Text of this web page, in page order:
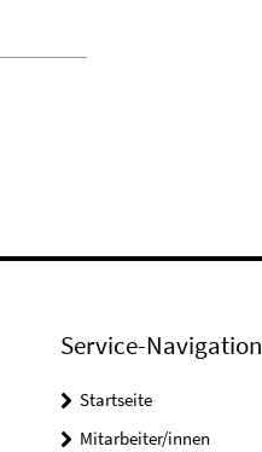
Service-Navigation
Startseite
Mitarbeiter/innen